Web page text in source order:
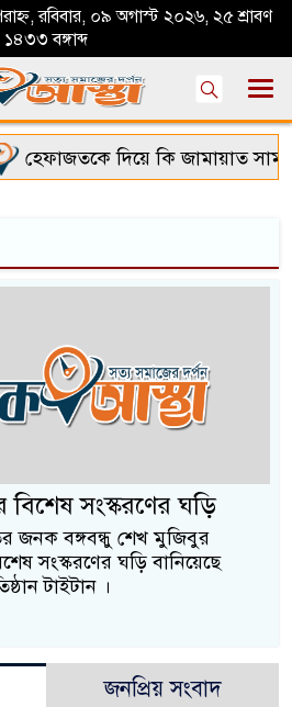
রবিবার, ০৯ অগাস্ট ২০২৬, ২৫ শ্রাবণ
১৪৩৩ বঙ্গাব্দ
হেফাজতকে দিয়ে কি জামায়াত
বিশেষ সংস্করণের ঘড়ি
জনক বঙ্গবন্ধু শেখ মুজিবুর
সংস্করণের ঘড়ি বানিয়েছে
টাইটান ।
জনপ্রিয় সংবাদ